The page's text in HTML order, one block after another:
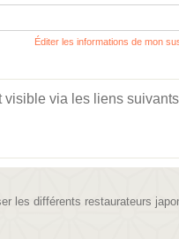
Éditer les informations de mon
via les liens
les différents restaurateurs